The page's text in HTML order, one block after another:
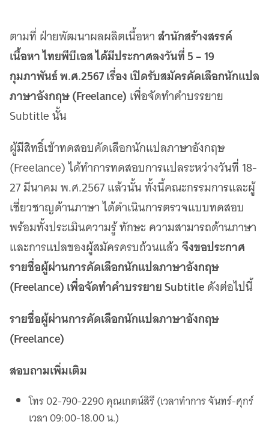
เว็บไซต์บริการ
เพราะพลังการสื่อสารอยู่ในมือคุณ
Locals
จับตาอนาคตประเทศไทย
The Visual
Making Data Visible
ตรวจสอบข่าวปลอม คัดกรองข่าวจริง
ตามที่ ฝ่ายพัฒนาผลผลิตเนื้อหาสำนักสร้างสรรค์
เนื้อหา ไทยพีบีเอส ได้มีประกาศลงวันที่ 5 – 19
กุมภาพันธ์ พ.ศ.2567 เรื่อง เปิดรับสมัครคัดเลือกนักแปล
ภาษาอังกฤษ (Freelance) เพื่อจัดทำคำบรรยาย
Subtitle นั้น
ผู้มีสิทธิ์เข้าทดสอบคัดเลือกนักแปลภาษาอังกฤษ
(Freelance) ได้ทำการทดสอบการแปลระหว่างวันที่ 18-
27 มีนาคม พ.ศ.2567 แล้วนั้น ทั้งนี้คณะกรรมการและผู้
เชี่ยวชาญด้านภาษา ได้ดำเนินการตรวจแบบทดสอบ
พร้อมทั้งประเมินความรู้ ทักษะ ความสามารถด้านภาษา
และการแปลของผู้สมัครครบถ้วนแล้ว จึงขอประกาศ
รายชื่อผู้ผ่านการคัดเลือกนักแปลภาษาอังกฤษ
(Freelance) เพื่อจัดทำคำบรรยาย Subtitleดังต่อไปนี้
รายชื่อผู้ผ่านการคัดเลือกนักแปลภาษาอังกฤษ
(Freelance)
สอบถามเพิ่มเติม
โทร 02-790-2290 คุณเกตน์สิรี (เวลาทำการ จันทร์-ศุกร์
เวลา 09:00-18.00 น.)